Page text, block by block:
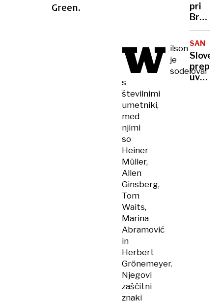
Green.
W ilson
je
sodeloval
s
številnimi
umetniki,
med
njimi
so
Heiner
Müller,
Allen
Ginsberg,
Tom
Waits,
Marina
Abramović
in
Herbert
Grönemeyer.
Njegovi
zaščitni
znaki
kot
pri
ni
več
uvoz,